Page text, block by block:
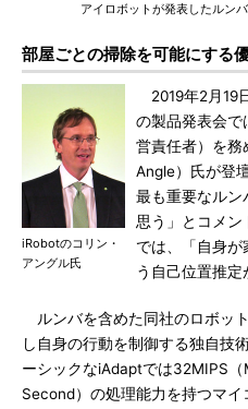
アイロボットが発表したルン
部屋ごとの掃除を可能にする
iRobotのコリン・
アングル氏
2019年2月19
の製品発表会で
営責任者）を務
Angle）氏が登
最も重要なルン
思う」とコメ
では、「自身
う自己位置推定
ルンバを含めた同社のロボッ
し自身の行動を制御する独自技
ーシックなiAdaptでは32MIPS
Second）の処理能力を持つマイ